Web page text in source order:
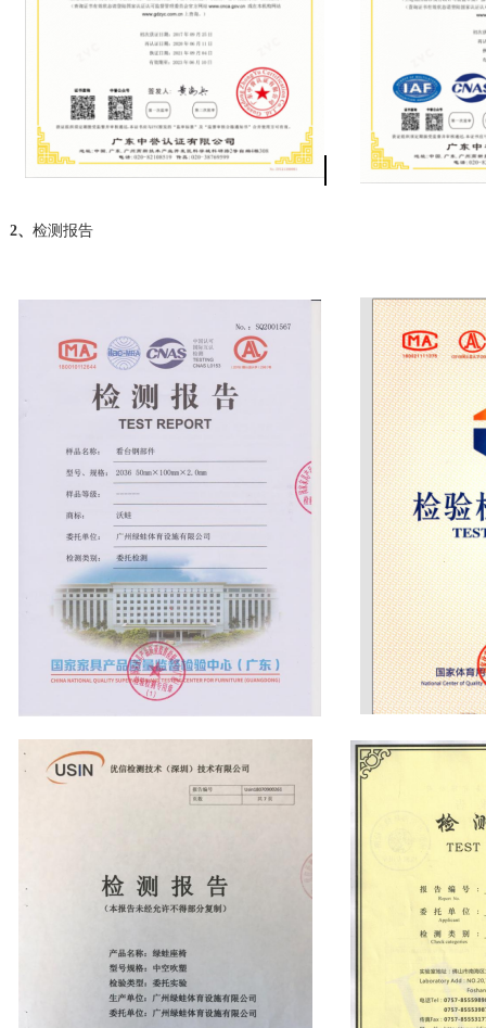
2、 检测报告